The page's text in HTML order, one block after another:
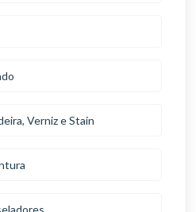
Verniz e Stain